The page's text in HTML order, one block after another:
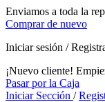
Enviamos a toda la
Comprar de nuevo
Iniciar sesión /
¡Nuevo cliente!
Pasar por la Caja
Iniciar Sección /